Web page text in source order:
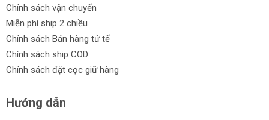
Chính sách vận chuyển
Miễn phí ship 2 chiều
Chính sách Bán hàng tử tế
Chính sách ship COD
Chính sách đặt cọc giữ hàng
Hướng dẫn